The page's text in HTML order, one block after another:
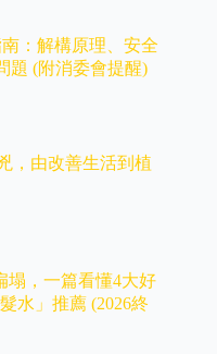
：解構原理、安全
題 (附消委會提醒)
，由改善生活到植
塌，一篇看懂4大好
水」推薦 (2026終